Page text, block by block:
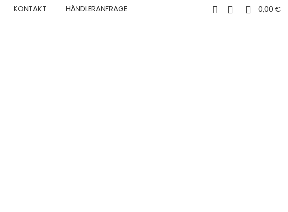
KONTAKT HÄNDLERANFRAGE 0,00 €